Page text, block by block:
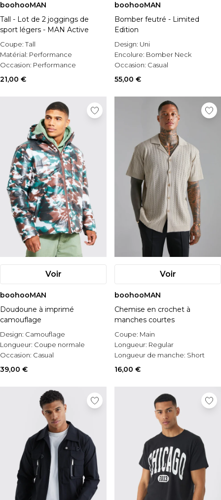
boohooMAN
Tall - Lot de 2 joggings de
sport légers - MAN Active
Coupe:Tall
Matérial: Performance
Occasion: Performance
21,00 €
boohooMAN
Bomber feutré - Limited
Edition
Design: Uni
Encolure: Bomber Neck
Occasion: Casual
55,00 €
Voir
boohooMAN
Doudoune à imprimé
camouflage
Design: Camouflage
Longueur: Coupe normale
Occasion: Casual
39,00 €
Voir
boohooMAN
Chemise en crochet à
manches courtes
Coupe: Main
Longueur: Regular
Longueur de manche: Short
Sleeve
16,00 €